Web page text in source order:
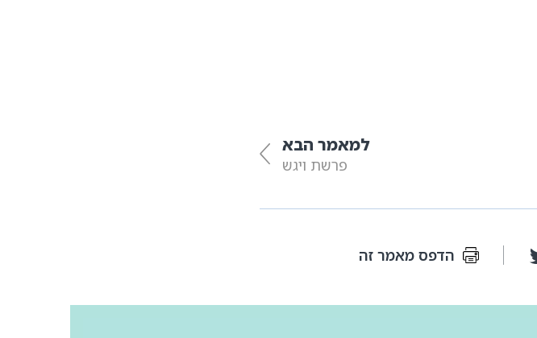
למאמר הבא
פרשת ויגש
הדפס מאמר זה